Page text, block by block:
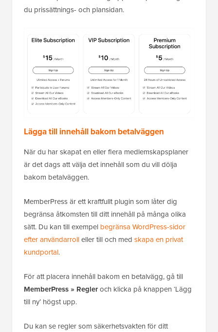
du prissättnings- och plansidan.
Lägga till innehåll bakom betalväggen
När du har skapat en eller flera medlemskapsplaner
är det dags att välja det innehåll som du vill dölja
bakom betalväggen.
MemberPress är ett kraftfullt plugin som låter dig
begränsa åtkomsten till ditt innehåll på många olika
sätt. Du kan till exempel begränsa WordPress-sidor
efter användarrolleller till och med skapa en privat
kundportal.
För att placera innehåll bakom en betalvägg, gå till
MemberPress » Regleroch klicka på knappen ‘Lägg
till ny’ högst upp.
Du kan se regler som säkerhetsvakten för ditt